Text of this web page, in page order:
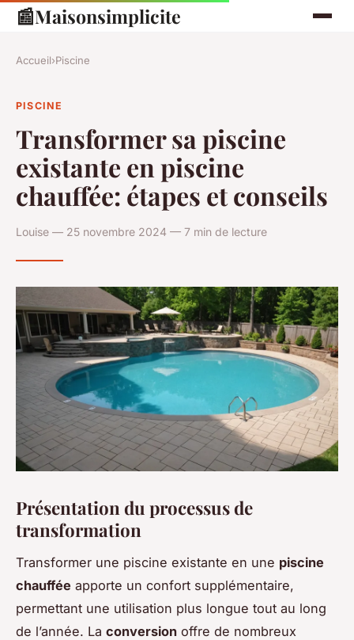
📰Maisonsimplicite
Accueil›Piscine
PISCINE
Transformer sa piscine
existante en piscine
chauffée: étapes et conseils
Louise — 25 novembre 2024 — 7 min de lecture
Présentation du processus de
transformation
Transformer une piscine existante en une piscine
chauffée apporte un confort supplémentaire,
permettant une utilisation plus longue tout au long
de l’année. La conversion offre de nombreux